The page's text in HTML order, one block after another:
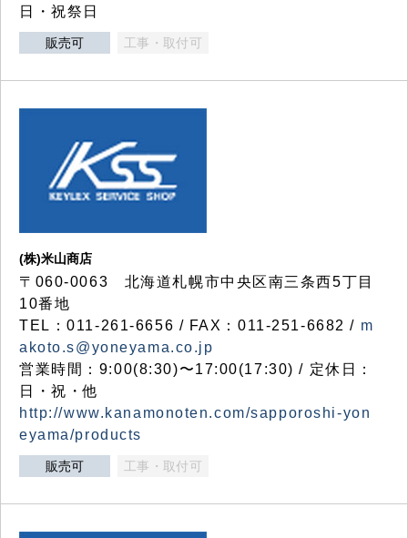
日・祝祭日
販売可 工事・取付可
(株)米山商店
〒060-0063 北海道札幌市中央区南三条西5丁目
10番地
TEL：011-261-6656 / FAX：011-251-6682 / m
akoto.s@yoneyama.co.jp
営業時間：9:00(8:30)〜17:00(17:30) / 定休日：
日・祝・他
http://www.kanamonoten.com/sapporoshi-yon
eyama/products
販売可 工事・取付可